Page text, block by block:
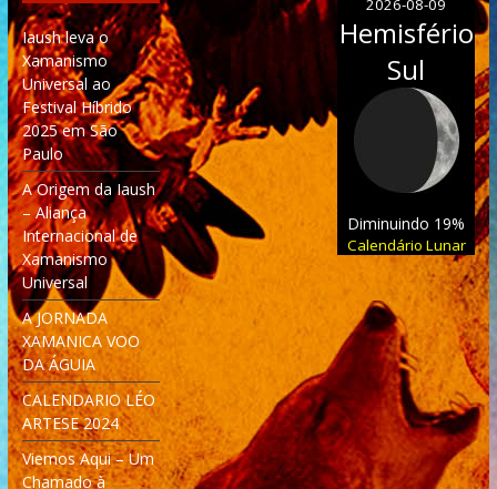
Iaush leva o
Xamanismo
Universal ao
Festival Híbrido
2025 em São
Paulo
A Origem da Iaush
– Aliança
Internacional de
Xamanismo
Universal
A JORNADA
XAMANICA VOO
DA ÁGUIA
CALENDARIO LÉO
ARTESE 2024
Viemos Aqui – Um
Chamado à
2026-08-09
Hemisfério
Sul
Diminuindo 19%
Calendário Lunar